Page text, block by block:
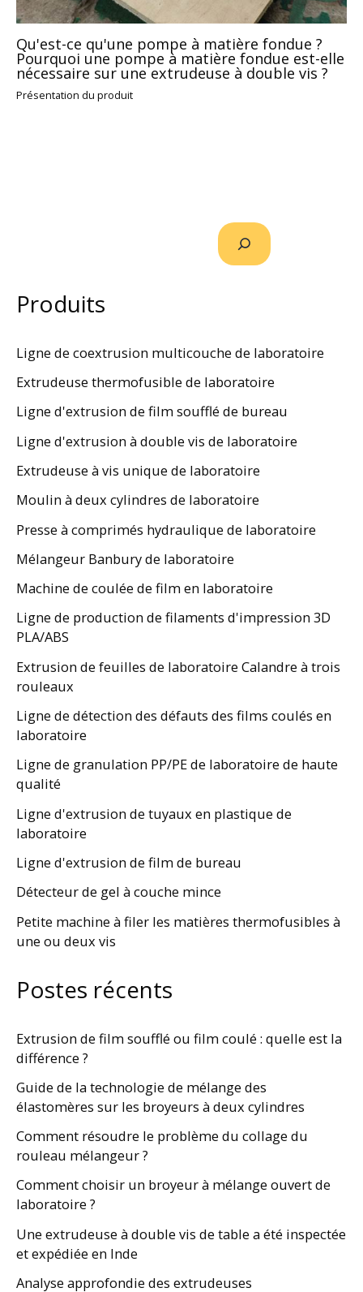
Produits
Ligne de coextrusion multicouche de laboratoire
Extrudeuse thermofusible de laboratoire
Ligne d'extrusion de film soufflé de bureau
Ligne d'extrusion à double vis de laboratoire
Extrudeuse à vis unique de laboratoire
Moulin à deux cylindres de laboratoire
Presse à comprimés hydraulique de laboratoire
Mélangeur Banbury de laboratoire
Machine de coulée de film en laboratoire
Ligne de production de filaments d'impression 3D
PLA/ABS
Extrusion de feuilles de laboratoire Calandre à trois
rouleaux
Ligne de détection des défauts des films coulés en
laboratoire
Ligne de granulation PP/PE de laboratoire de haute
qualité
Ligne d'extrusion de tuyaux en plastique de
laboratoire
Ligne d'extrusion de film de bureau
Détecteur de gel à couche mince
Petite machine à filer les matières thermofusibles à
une ou deux vis
Postes récents
Extrusion de film soufflé ou film coulé : quelle est la
différence ?
Guide de la technologie de mélange des
élastomères sur les broyeurs à deux cylindres
Comment résoudre le problème du collage du
rouleau mélangeur ?
Comment choisir un broyeur à mélange ouvert de
laboratoire ?
Une extrudeuse à double vis de table a été inspectée
et expédiée en Inde
Analyse approfondie des extrudeuses
Qu'est-ce qu'une pompe à matière fondue ?
Pourquoi une pompe à matière fondue est-elle
nécessaire sur une extrudeuse à double vis ?
Présentation du produit